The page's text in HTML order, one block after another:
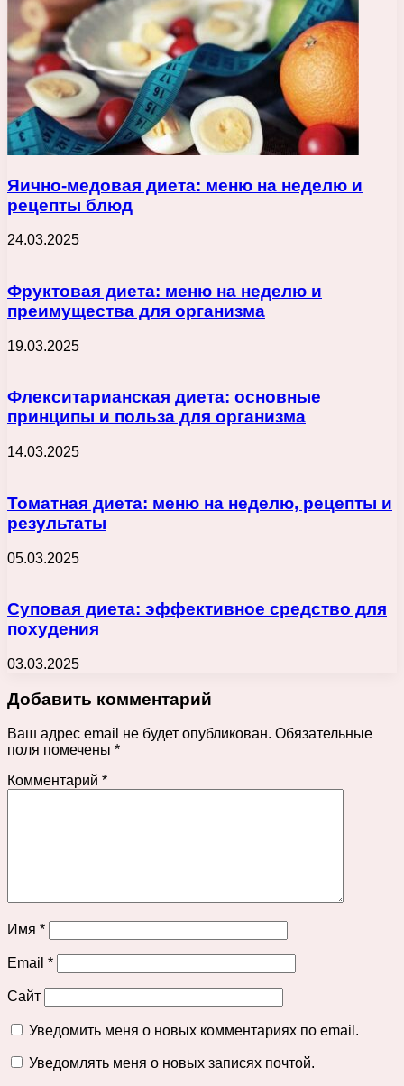
Яично-медовая диета: меню на неделю и
рецепты блюд
24.03.2025
Фруктовая диета: меню на неделю и
преимущества для организма
19.03.2025
Флекситарианская диета: основные
принципы и польза для организма
14.03.2025
Томатная диета: меню на неделю, рецепты и
результаты
05.03.2025
Суповая диета: эффективное средство для
похудения
03.03.2025
Добавить комментарий
Ваш адрес email не будет опубликован. Обязательные
поля помечены *
Комментарий *
Имя *
Email *
Сайт
Уведомить меня о новых комментариях по email.
Уведомлять меня о новых записях почтой.